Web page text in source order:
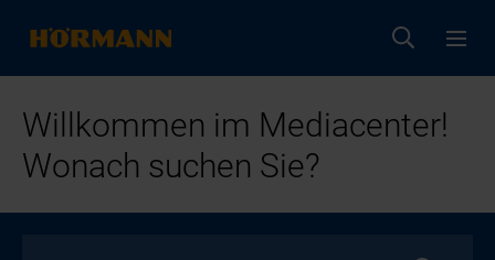
Willkommen im Mediacenter!
Wonach suchen Sie?